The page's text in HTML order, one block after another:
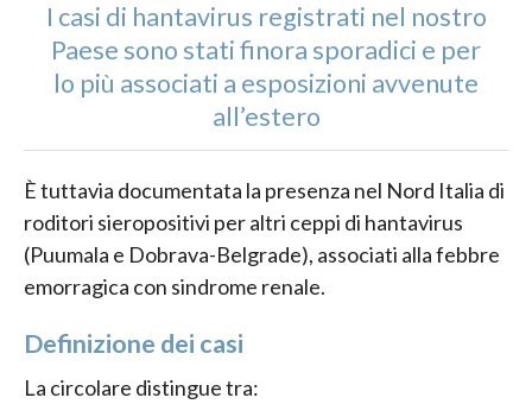
I casi di hantavirus registrati nel nostro
Paese sono stati finora sporadici e per
lo più associati a esposizioni avvenute
all’estero
È tuttavia documentata la presenza nel Nord Italia di
roditori sieropositivi per altri ceppi di hantavirus
(Puumala e Dobrava-Belgrade), associati alla febbre
emorragica con sindrome renale.
Definizione dei casi
La circolare distingue tra: